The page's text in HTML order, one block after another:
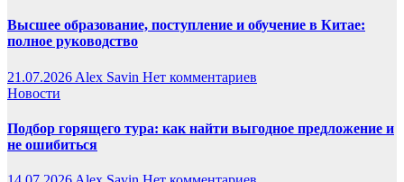
Высшее образование, поступление и обучение в Китае:
полное руководство
21.07.2026 Alex Savin Нет комментариев
Новости
Подбор горящего тура: как найти выгодное предложение и
не ошибиться